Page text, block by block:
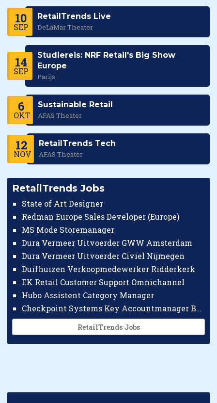
10
SEP
RetailTrends Live
DeLaMar Theater
14
SEP
Studiereis: NRF Retail's Big Show
Europe
Parijs
6
OKT
Sustainable Retail
AFAS Theater
12
NOV
RetailTrends Tech
AFAS Theater
RetailTrends Jobs
State of Art Designer
Redman Europe Sales Developer (Europe)
MS Mode Storemanager
Dura Vermeer Uitvoerder GWW Amsterdam
Dura Vermeer Uitvoerder Civiel Nijmegen
Duifhuizen Verkoopmedewerker Ridderkerk
EK Retail Customer Support Omnichannel
Hubo Assistent Category Manager
Checkpoint Systems Key Accountmanager Benelux
RetailTrends Jobs